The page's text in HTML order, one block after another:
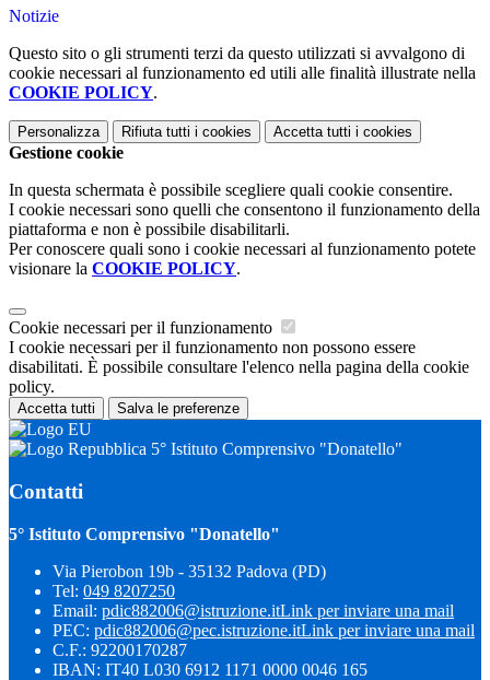
Notizie
Questo sito o gli strumenti terzi da questo utilizzati si avvalgono di
cookie necessari al funzionamento ed utili alle finalità illustrate nella
COOKIE POLICY.
Personalizza Rifiuta tutti i cookies Accetta tutti i cookies
Gestione cookie
In questa schermata è possibile scegliere quali cookie consentire.
I cookie necessari sono quelli che consentono il funzionamento della
piattaforma e non è possibile disabilitarli.
Per conoscere quali sono i cookie necessari al funzionamento potete
visionare la COOKIE POLICY.
Cookie necessari per il funzionamento
I cookie necessari per il funzionamento non possono essere
disabilitati. È possibile consultare l'elenco nella pagina della cookie
policy.
Accetta tutti Salva le preferenze
5° Istituto Comprensivo "Donatello"
Contatti
5° Istituto Comprensivo "Donatello"
Via Pierobon 19b - 35132 Padova (PD)
Tel: 049 8207250
Email: pdic882006@istruzione.itLink per inviare una mail
PEC: pdic882006@pec.istruzione.itLink per inviare una mail
C.F.: 92200170287
IBAN: IT40 L030 6912 1171 0000 0046 165